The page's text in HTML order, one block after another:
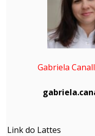
Gabriela
Link do Lattes